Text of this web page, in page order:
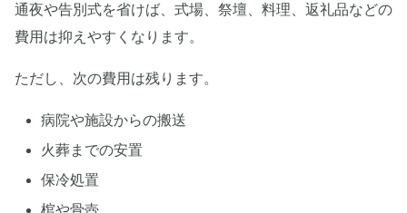
通夜や告別式を省けば、式場、祭壇、料理、返礼品などの
費用は抑えやすくなります。
ただし、次の費用は残ります。
病院や施設からの搬送
火葬までの安置
保冷処置